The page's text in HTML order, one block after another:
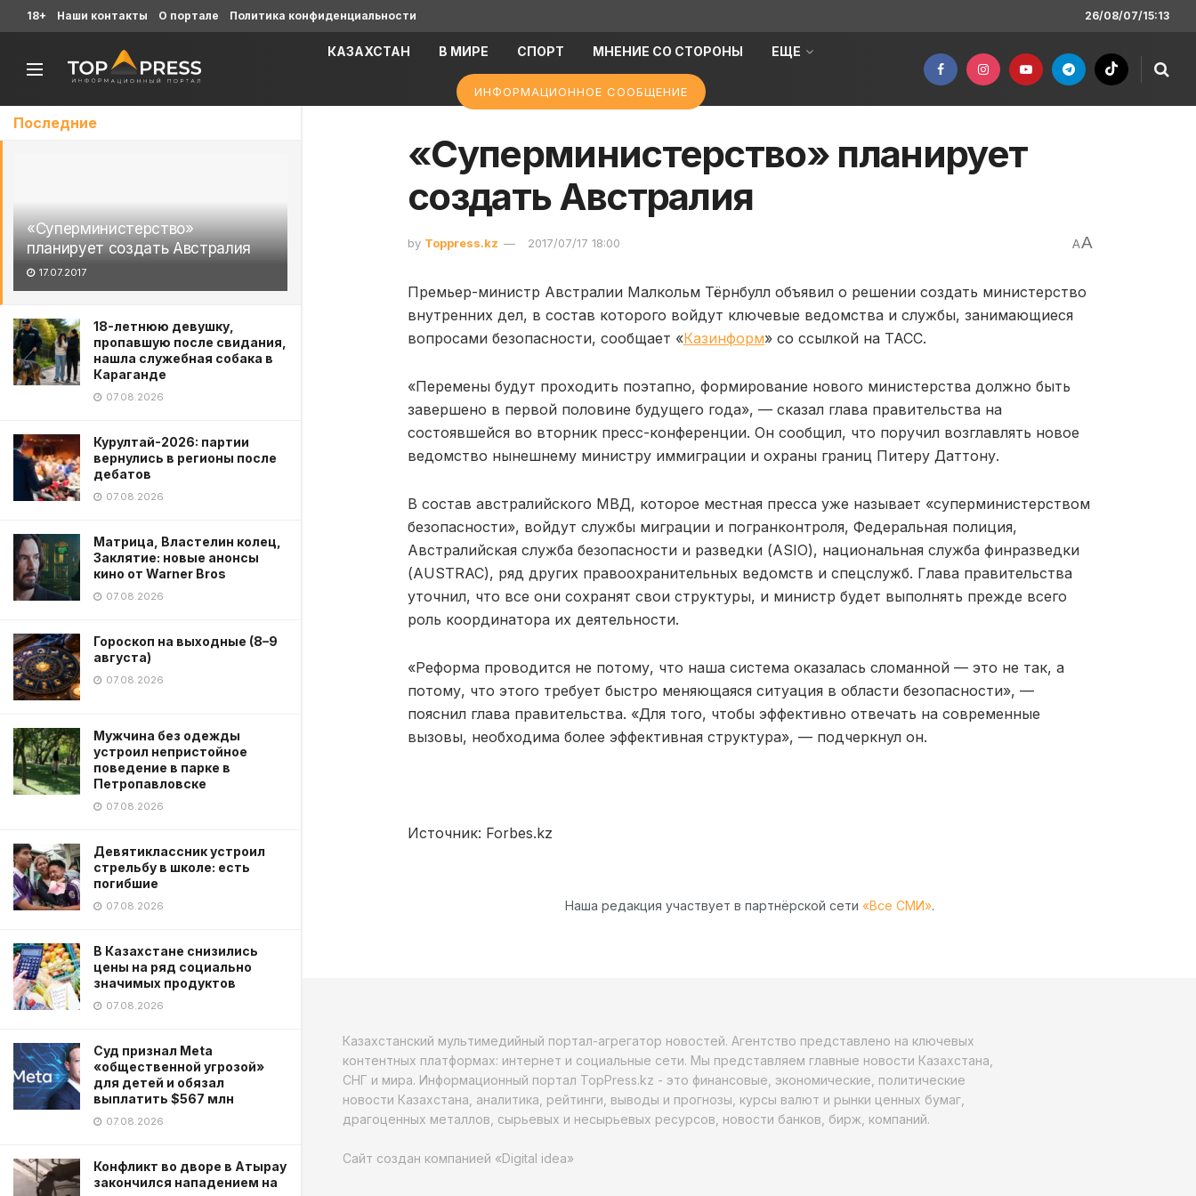
Последние
«Суперминистерство»
планирует создать Австралия
17.07.2017
18-летнюю девушку,
пропавшую после свидания,
нашла служебная собака в
Караганде
07.08.2026
Курултай-2026: партии
вернулись в регионы после
дебатов
07.08.2026
Матрица, Властелин колец,
Заклятие: новые анонсы
кино от Warner Bros
07.08.2026
Гороскоп на выходные (8–9
августа)
07.08.2026
Мужчина без одежды
устроил непристойное
поведение в парке в
Петропавловске
07.08.2026
Девятиклассник устроил
стрельбу в школе: есть
погибшие
07.08.2026
В Казахстане снизились
цены на ряд социально
значимых продуктов
07.08.2026
Суд признал Meta
«общественной угрозой»
для детей и обязал
выплатить $567 млн
07.08.2026
Конфликт во дворе в Атырау
закончился нападением на
18+ Наши контакты О портале Политика конфиденциальности 26/08/07/15:13
КАЗАХСТАН В МИРЕ СПОРТ МНЕНИЕ СО СТОРОНЫ ЕЩЕ
ИНФОРМАЦИОННОЕ СООБЩЕНИЕ
«Суперминистерство» планирует
создать Австралия
by Toppress.kz 2017/07/17 18:00 AA
Премьер-министр Австралии Малкольм Тёрнбулл объявил о решении создать министерство
внутренних дел, в состав которого войдут ключевые ведомства и службы, занимающиеся
вопросами безопасности, сообщает «Казинформ» со ссылкой на ТАСС.
«Перемены будут проходить поэтапно, формирование нового министерства должно быть
завершено в первой половине будущего года», — сказал глава правительства на
состоявшейся во вторник пресс-конференции. Он сообщил, что поручил возглавлять новое
ведомство нынешнему министру иммиграции и охраны границ Питеру Даттону.
В состав австралийского МВД, которое местная пресса уже называет «суперминистерством
безопасности», войдут службы миграции и погранконтроля, Федеральная полиция,
Австралийская служба безопасности и разведки (ASIO), национальная служба финразведки
(AUSTRAC), ряд других правоохранительных ведомств и спецслужб. Глава правительства
уточнил, что все они сохранят свои структуры, и министр будет выполнять прежде всего
роль координатора их деятельности.
«Реформа проводится не потому, что наша система оказалась сломанной — это не так, а
потому, что этого требует быстро меняющаяся ситуация в области безопасности», —
пояснил глава правительства. «Для того, чтобы эффективно отвечать на современные
вызовы, необходима более эффективная структура», — подчеркнул он.
Источник: Forbes.kz
Наша редакция участвует в партнёрской сети «Все СМИ».
Казахстанский мультимедийный портал-агрегатор новостей. Агентство представлено на ключевых
контентных платформах: интернет и социальные сети. Мы представляем главные новости Казахстана,
СНГ и мира. Информационный портал TopPress.kz - это финансовые, экономические, политические
новости Казахстана, аналитика, рейтинги, выводы и прогнозы, курсы валют и рынки ценных бумаг,
драгоценных металлов, сырьевых и несырьевых ресурсов, новости банков, бирж, компаний.
Сайт создан компанией «Digital idea»